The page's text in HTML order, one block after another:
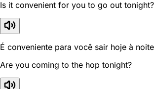
Is it convenient for you to go out tonight?
É conveniente para você sair hoje à
Are you coming to the hop tonight?